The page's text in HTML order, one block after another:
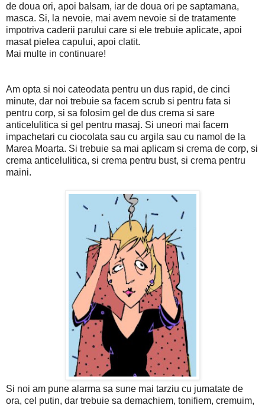
de doua ori, apoi balsam, iar de doua ori pe saptamana,
masca. Si, la nevoie, mai avem nevoie si de tratamente
impotriva caderii parului care si ele trebuie aplicate, apoi
masat pielea capului, apoi clatit.
Mai multe in continuare!
Am opta si noi cateodata pentru un dus rapid, de cinci
minute, dar noi trebuie sa facem scrub si pentru fata si
pentru corp, si sa folosim gel de dus crema si sare
anticelulitica si gel pentru masaj. Si uneori mai facem
impachetari cu ciocolata sau cu argila sau cu namol de la
Marea Moarta. Si trebuie sa mai aplicam si crema de corp, si
crema anticelulitica, si crema pentru bust, si crema pentru
maini.
Si noi am pune alarma sa sune mai tarziu cu jumatate de
ora, cel putin, dar trebuie sa demachiem, tonifiem, cremuim,